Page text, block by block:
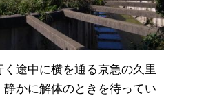
く途中に横を通る京急の久里
静かに解体のときを待ってい